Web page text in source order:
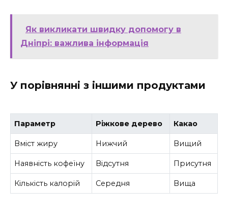
Як викликати швидку допомогу в
Дніпрі: важлива інформація
У порівнянні з іншими продуктами
Параметр Ріжкове дерево Какао
Вміст жиру Нижчий Вищий
Наявність кофеїну Відсутня Присутня
Кількість калорій Середня Вища